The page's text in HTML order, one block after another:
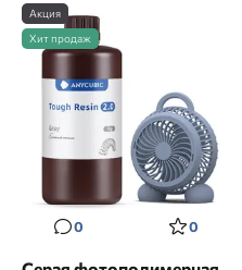
Акция
Хит продаж
0 0